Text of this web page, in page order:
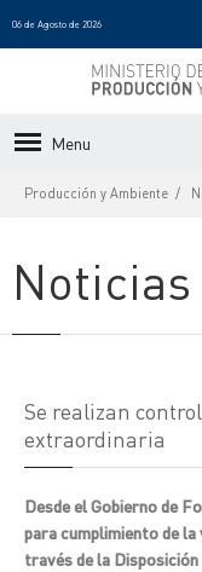
06 de Agosto de 2026
Menu
Producción y Ambiente
Noticias
Se realizan
extraordinaria
Desde el Gobierno de
para cumplimiento de
través de la